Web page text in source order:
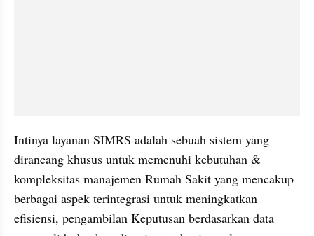
Intinya layanan SIMRS adalah sebuah sistem yang
dirancang khusus untuk memenuhi kebutuhan &
kompleksitas manajemen Rumah Sakit yang mencakup
berbagai aspek terintegrasi untuk meningkatkan
efisiensi, pengambilan Keputusan berdasarkan data